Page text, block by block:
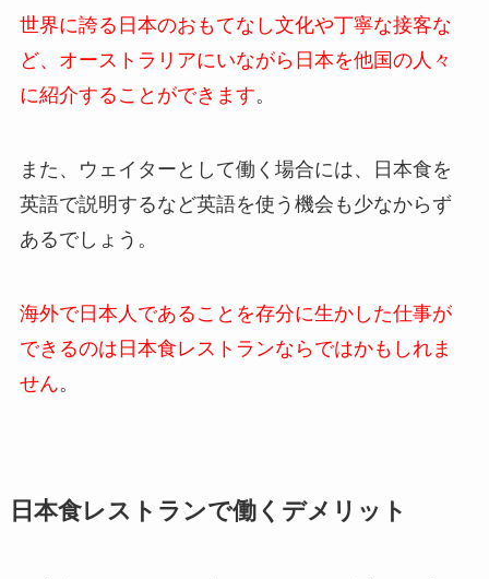
世界に誇る日本のおもてなし文化や丁寧な接客な
ど、オーストラリアにいながら日本を他国の人々
に紹介することができます。
また、ウェイターとして働く場合には、日本食を
英語で説明するなど英語を使う機会も少なからず
あるでしょう。
海外で日本人であることを存分に生かした仕事が
できるのは日本食レストランならではかもしれま
せん。
日本食レストランで働くデメリット